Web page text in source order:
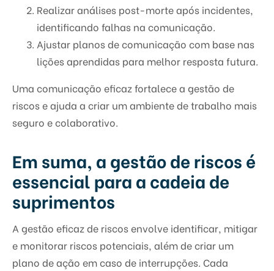
Realizar análises post-morte após incidentes,
identificando falhas na comunicação.
Ajustar planos de comunicação com base nas
lições aprendidas para melhor resposta futura.
Uma comunicação eficaz fortalece a gestão de
riscos e ajuda a criar um ambiente de trabalho mais
seguro e colaborativo.
Em suma, a gestão de riscos é
essencial para a cadeia de
suprimentos
A gestão eficaz de riscos envolve identificar, mitigar
e monitorar riscos potenciais, além de criar um
plano de ação em caso de interrupções. Cada